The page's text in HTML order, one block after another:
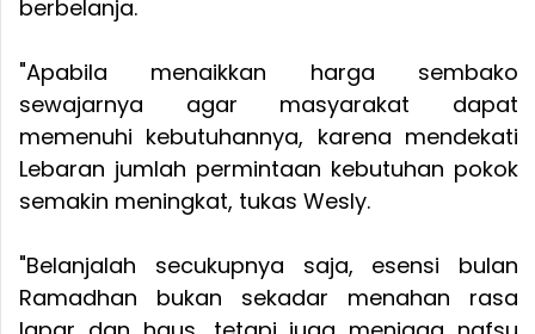
berbelanja.
"Apabila menaikkan harga sembako
sewajarnya agar masyarakat dapat
memenuhi kebutuhannya, karena mendekati
Lebaran jumlah permintaan kebutuhan pokok
semakin meningkat, tukas Wesly.
"Belanjalah secukupnya saja, esensi bulan
Ramadhan bukan sekadar menahan rasa